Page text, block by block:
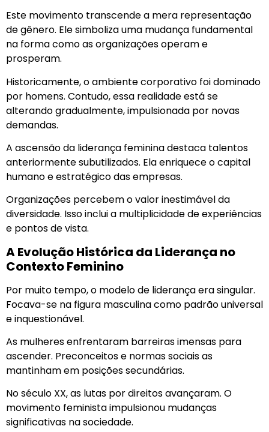
Este movimento transcende a mera representação
de gênero. Ele simboliza uma mudança fundamental
na forma como as organizações operam e
prosperam.
Historicamente, o ambiente corporativo foi dominado
por homens. Contudo, essa realidade está se
alterando gradualmente, impulsionada por novas
demandas.
A ascensão da liderança feminina destaca talentos
anteriormente subutilizados. Ela enriquece o capital
humano e estratégico das empresas.
Organizações percebem o valor inestimável da
diversidade. Isso inclui a multiplicidade de experiências
e pontos de vista.
A Evolução Histórica da Liderança no
Contexto Feminino
Por muito tempo, o modelo de liderança era singular.
Focava-se na figura masculina como padrão universal
e inquestionável.
As mulheres enfrentaram barreiras imensas para
ascender. Preconceitos e normas sociais as
mantinham em posições secundárias.
No século XX, as lutas por direitos avançaram. O
movimento feminista impulsionou mudanças
significativas na sociedade.